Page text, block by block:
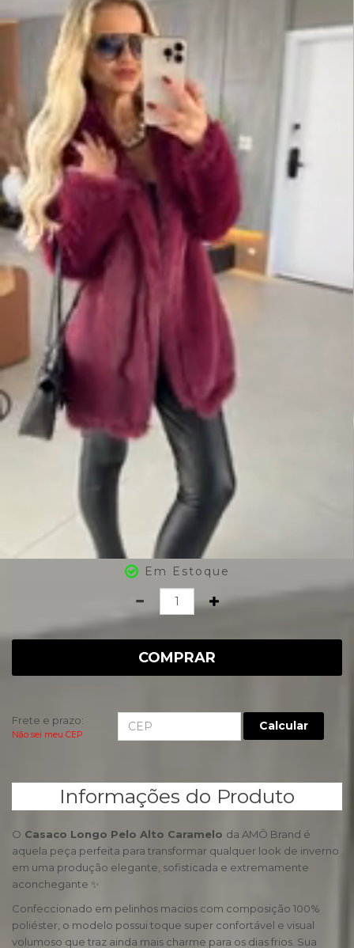
Em Estoque
COMPRAR
Frete e prazo:
Não sei meu CEP
Calcular
Informações do Produto
O Casaco Longo Pelo Alto Caramelo da AMÔ Brand é
aquela peça perfeita para transformar qualquer look de inverno
em uma produção elegante, sofisticada e extremamente
aconchegante ✨
Confeccionado em pelinhos macios com composição 100%
poliéster, o modelo possui toque super confortável e visual
volumoso que traz ainda mais charme para os dias frios. Sua